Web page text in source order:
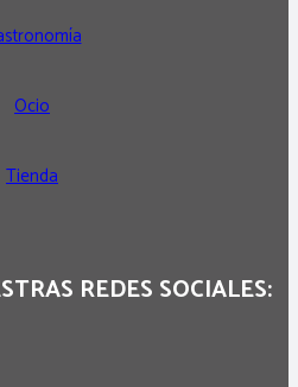
Ocio
Tienda
REDES SOCIALES: